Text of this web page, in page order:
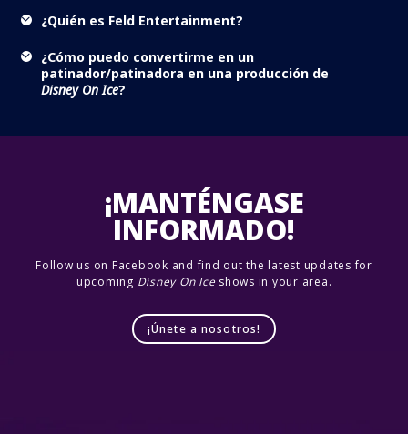
¿Quién es Feld Entertainment?
¿Cómo puedo convertirme en un
patinador/patinadora en una producción de
Disney On Ice?
¡MANTÉNGASE
INFORMADO!
Follow us on Facebook and find out the latest updates for
upcoming Disney On Iceshows in your area.
¡Únete a nosotros!